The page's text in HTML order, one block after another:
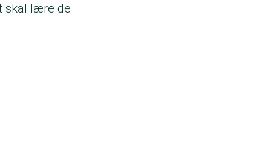
skal lære de